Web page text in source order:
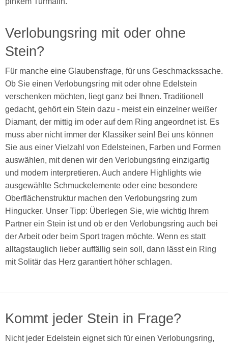
Verlobungsring mit oder ohne
Stein?
Für manche eine Glaubensfrage, für uns Geschmackssache.
Ob Sie einen Verlobungsring mit oder ohne Edelstein
verschenken möchten, liegt ganz bei Ihnen. Traditionell
gedacht, gehört ein Stein dazu - meist ein einzelner weißer
Diamant, der mittig im oder auf dem Ring angeordnet ist. Es
muss aber nicht immer der Klassiker sein! Bei uns können
Sie aus einer Vielzahl von Edelsteinen, Farben und Formen
auswählen, mit denen wir den Verlobungsring einzigartig
und modern interpretieren. Auch andere Highlights wie
ausgewählte Schmuckelemente oder eine besondere
Oberflächenstruktur machen den Verlobungsring zum
Hingucker. Unser Tipp: Überlegen Sie, wie wichtig Ihrem
Partner ein Stein ist und ob er den Verlobungsring auch bei
der Arbeit oder beim Sport tragen möchte. Wenn es statt
alltagstauglich lieber auffällig sein soll, dann lässt ein Ring
mit Solitär das Herz garantiert höher schlagen.
Kommt jeder Stein in Frage?
Nicht jeder Edelstein eignet sich für einen Verlobungsring,